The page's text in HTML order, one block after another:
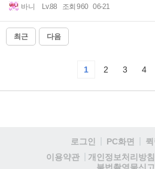
바니 Lv.88 조회 960 06-21
최근 다음
1 2 3 4
로그인 PC화면
이용약관
개인정보처리방침